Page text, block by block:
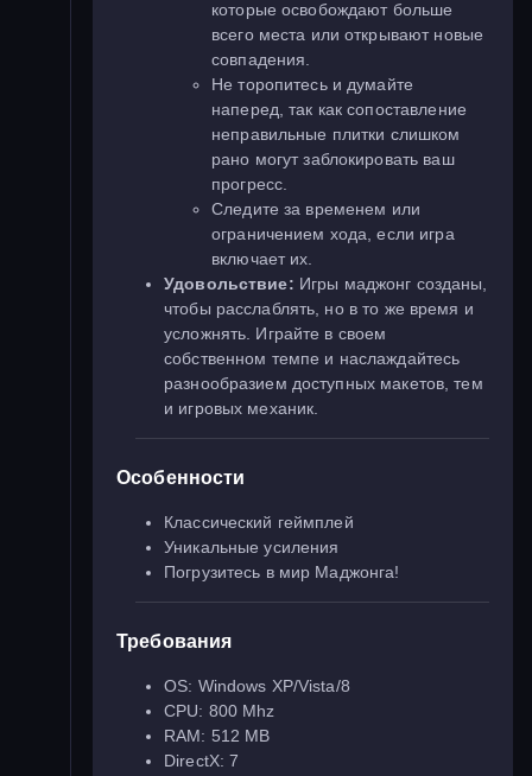
которые освобождают больше
всего места или открывают новые
совпадения.
Не торопитесь и думайте
наперед, так как сопоставление
неправильные плитки слишком
рано могут заблокировать ваш
прогресс.
Следите за временем или
ограничением хода, если игра
включает их.
Удовольствие: Игры маджонг созданы,
чтобы расслаблять, но в то же время и
усложнять. Играйте в своем
собственном темпе и наслаждайтесь
разнообразием доступных макетов, тем
и игровых механик.
Особенности
Классический геймплей
Уникальные усиления
Погрузитесь в мир Маджонга!
Требования
OS: Windows XP/Vista/8
CPU: 800 Mhz
RAM: 512 MB
DirectX: 7